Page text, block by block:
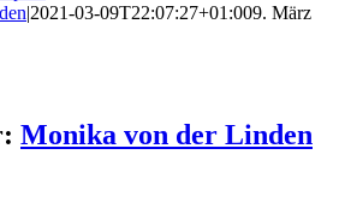
|2021-03-09T22:07:27+01:009. März
Monika von der Linden